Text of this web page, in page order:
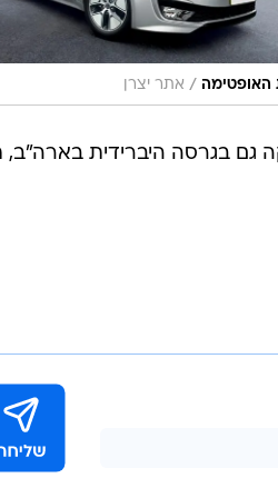
האופטימה / אתר יצרן
גם בגרסה היברידית בארה"ב,